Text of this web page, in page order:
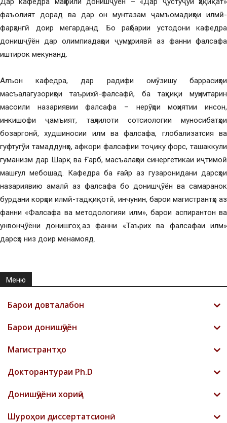
фаъолият дорад ва дар он мунтазам ҷамъомадиҳои илмӣ-
фарҳангӣ доир мегарданд. Бо раҳбарии устодони кафедра
донишҷӯён дар олимпиадаҳои ҷумҳуриявӣ аз фанни фалсафа
иштирок мекунанд.
Алъон кафедра, дар радифи омӯзишу баррасиҳои
масъалагузориҳои таърихӣ-фалсафӣ, ба таҳқиқи муҳимтарин
масоили назариявии фалсафа – нерӯҳои моҳиятии инсон,
инкишофи ҷамъият, таҳлилоти сотсиологии муносибатҳои
бозаргонӣ, худшиносии илм ва фалсафа, глобализатсия ва
гуфтугӯи тамаддунҳо, афкори фалсафии тоҷику форс, ташаккули
гуманизм дар Шарқ ва Ғарб, масъалаҳои синергетикаи иҷтимоӣ
машғул мебошад. Кафедра ба ғайр аз гузаронидани дарсҳои
назариявию амалӣ аз фалсафа бо донишҷӯён ва самаранок
бурдани корҳои илмӣ-тадқиқотӣ, инчунин, барои магистрантҳо аз
фанни «Фалсафа ва методологияи илм», барои аспирантон ва
унвонҷӯёни донишгоҳ аз фанни «Таърих ва фалсафаи илм»
дарсҳо низ доир менамояд.
Меню
Барои довталабон
Барои донишҷӯён
Магистрантҳо
Докторантураи Ph.D
Донишҷӯёни хориҷӣ
Шyроҳои диссертатсионӣ